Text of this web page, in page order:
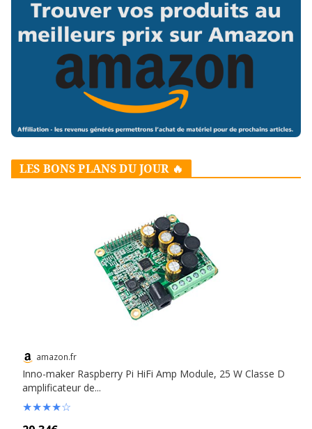
LES BONS PLANS DU JOUR 🔥
amazon.fr
Inno-maker Raspberry Pi HiFi Amp Module, 25 W Classe D
amplificateur de...
★★★★☆